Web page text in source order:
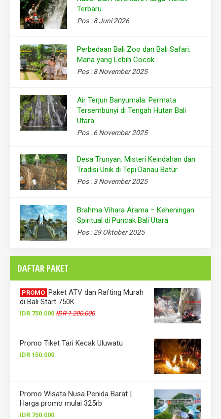
Terbaru
Pos : 8 Juni 2026
Perbedaan Bali Zoo dan Bali Safari:
Mana yang Lebih Cocok
Pos : 8 November 2025
Air Terjun Banyumala: Permata
Tersembunyi di Tengah Hutan Bali
Utara
Pos : 6 November 2025
Desa Trunyan: Misteri Keindahan dan
Tradisi Unik di Tepi Danau Batur
Pos : 3 November 2025
Brahma Vihara Arama – Keheningan
Spiritual di Puncak Bali Utara
Pos : 29 Oktober 2025
DAFTAR PAKET
PROMO Paket ATV dan Rafting Murah
di Bali Start 750K
IDR 750.000 IDR 1.200.000
Promo Tiket Tari Kecak Uluwatu
IDR 150.000
Promo Wisata Nusa Penida Barat |
Harga promo mulai 325rb
IDR 750.000